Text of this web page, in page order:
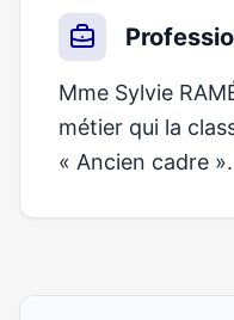
Mme Sylvie
métier qui la
« Ancien cadre ».